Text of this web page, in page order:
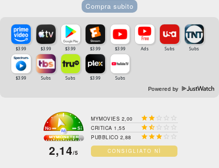
Compra subito
Powered by
2,14/5
MYMOVIES 2,00    
CRITICA 1,55    
PUBBLICO 2,88   
CONSIGLIATO NÌ